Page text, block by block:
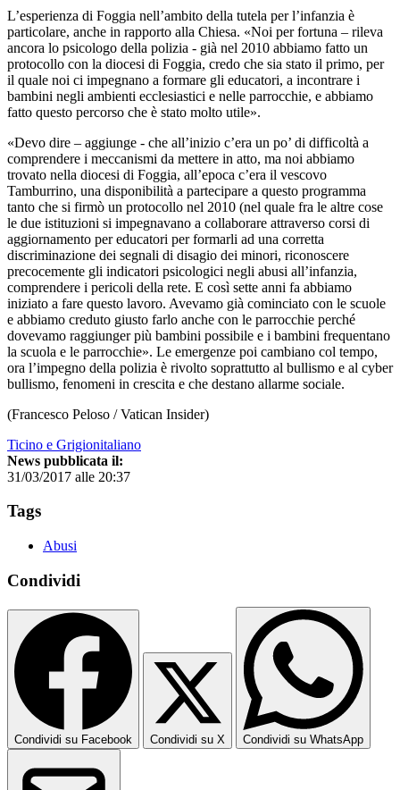
L’esperienza di Foggia nell’ambito della tutela per l’infanzia è
particolare, anche in rapporto alla Chiesa. «Noi per fortuna – rileva
ancora lo psicologo della polizia - già nel 2010 abbiamo fatto un
protocollo con la diocesi di Foggia, credo che sia stato il primo, per
il quale noi ci impegnano a formare gli educatori, a incontrare i
bambini negli ambienti ecclesiastici e nelle parrocchie, e abbiamo
fatto questo percorso che è stato molto utile».
«Devo dire – aggiunge - che all’inizio c’era un po’ di difficoltà a
comprendere i meccanismi da mettere in atto, ma noi abbiamo
trovato nella diocesi di Foggia, all’epoca c’era il vescovo
Tamburrino, una disponibilità a partecipare a questo programma
tanto che si firmò un protocollo nel 2010 (nel quale fra le altre cose
le due istituzioni si impegnavano a collaborare attraverso corsi di
aggiornamento per educatori per formarli ad una corretta
discriminazione dei segnali di disagio dei minori, riconoscere
precocemente gli indicatori psicologici negli abusi all’infanzia,
comprendere i pericoli della rete. E così sette anni fa abbiamo
iniziato a fare questo lavoro. Avevamo già cominciato con le scuole
e abbiamo creduto giusto farlo anche con le parrocchie perché
dovevamo raggiunger più bambini possibile e i bambini frequentano
la scuola e le parrocchie». Le emergenze poi cambiano col tempo,
ora l’impegno della polizia è rivolto soprattutto al bullismo e al cyber
bullismo, fenomeni in crescita e che destano allarme sociale.
(Francesco Peloso / Vatican Insider)
Ticino e Grigionitaliano
News pubblicata il:
31/03/2017 alle 20:37
Tags
Abusi
Condividi
Condividi su Facebook Condividi su X Condividi su WhatsApp